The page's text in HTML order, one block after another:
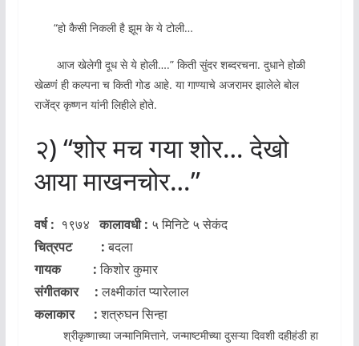
“हो कैसी निकली है झूम के ये टोली…
आज खेलेगी दूध से ये होली….” किती सुंदर शब्दरचना. दुधाने होळी
खेळणं ही कल्पना च किती गोड आहे. या गाण्याचे अजरामर झालेले बोल
राजेंद्र कृष्णन यांनी लिहीले होते.
२) “शोर मच गया शोर… देखो
आया माखनचोर…”
वर्ष : १९७४कालावधी : ५ मिनिटे ५ सेकंद
चित्रपट :बदला
गायक :किशोर कुमार
संगीतकार :लक्ष्मीकांत प्यारेलाल
कलाकार :शत्रुघन सिन्हा
श्रीकृष्णाच्या जन्मानिमित्ताने, जन्माष्टमीच्या दुसऱ्या दिवशी दहीहंडी हा